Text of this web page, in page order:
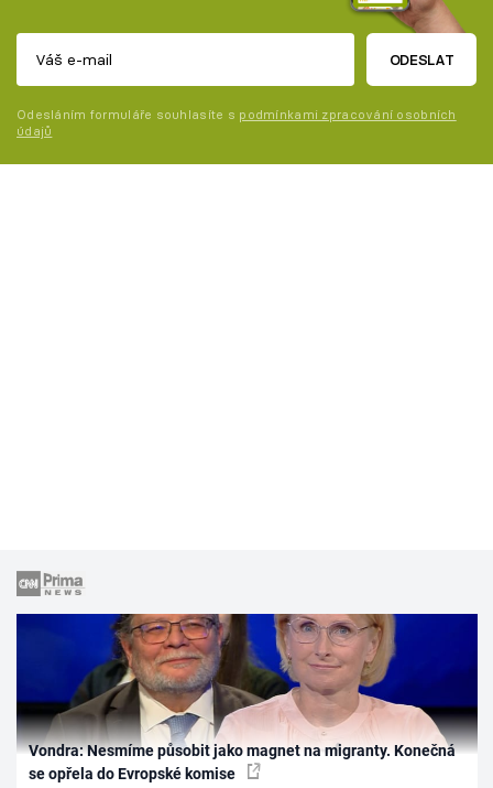
ODESLAT
Odesláním formuláře souhlasíte s podmínkami zpracování osobních
údajů
Vondra: Nesmíme působit jako magnet na migranty. Konečná
se opřela do Evropské komise